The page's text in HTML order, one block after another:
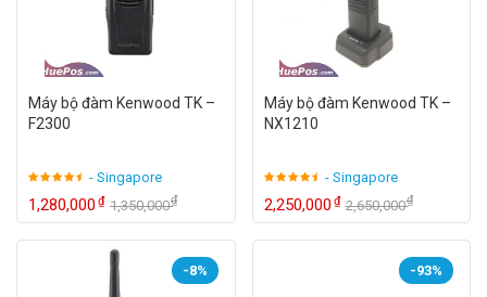
Máy bộ đàm Kenwood TK –
F2300
- Singapore
1,280,000₫ 1,350,000₫
Máy bộ đàm Kenwood TK –
NX1210
- Singapore
2,250,000₫ 2,650,000₫
-8% -93%